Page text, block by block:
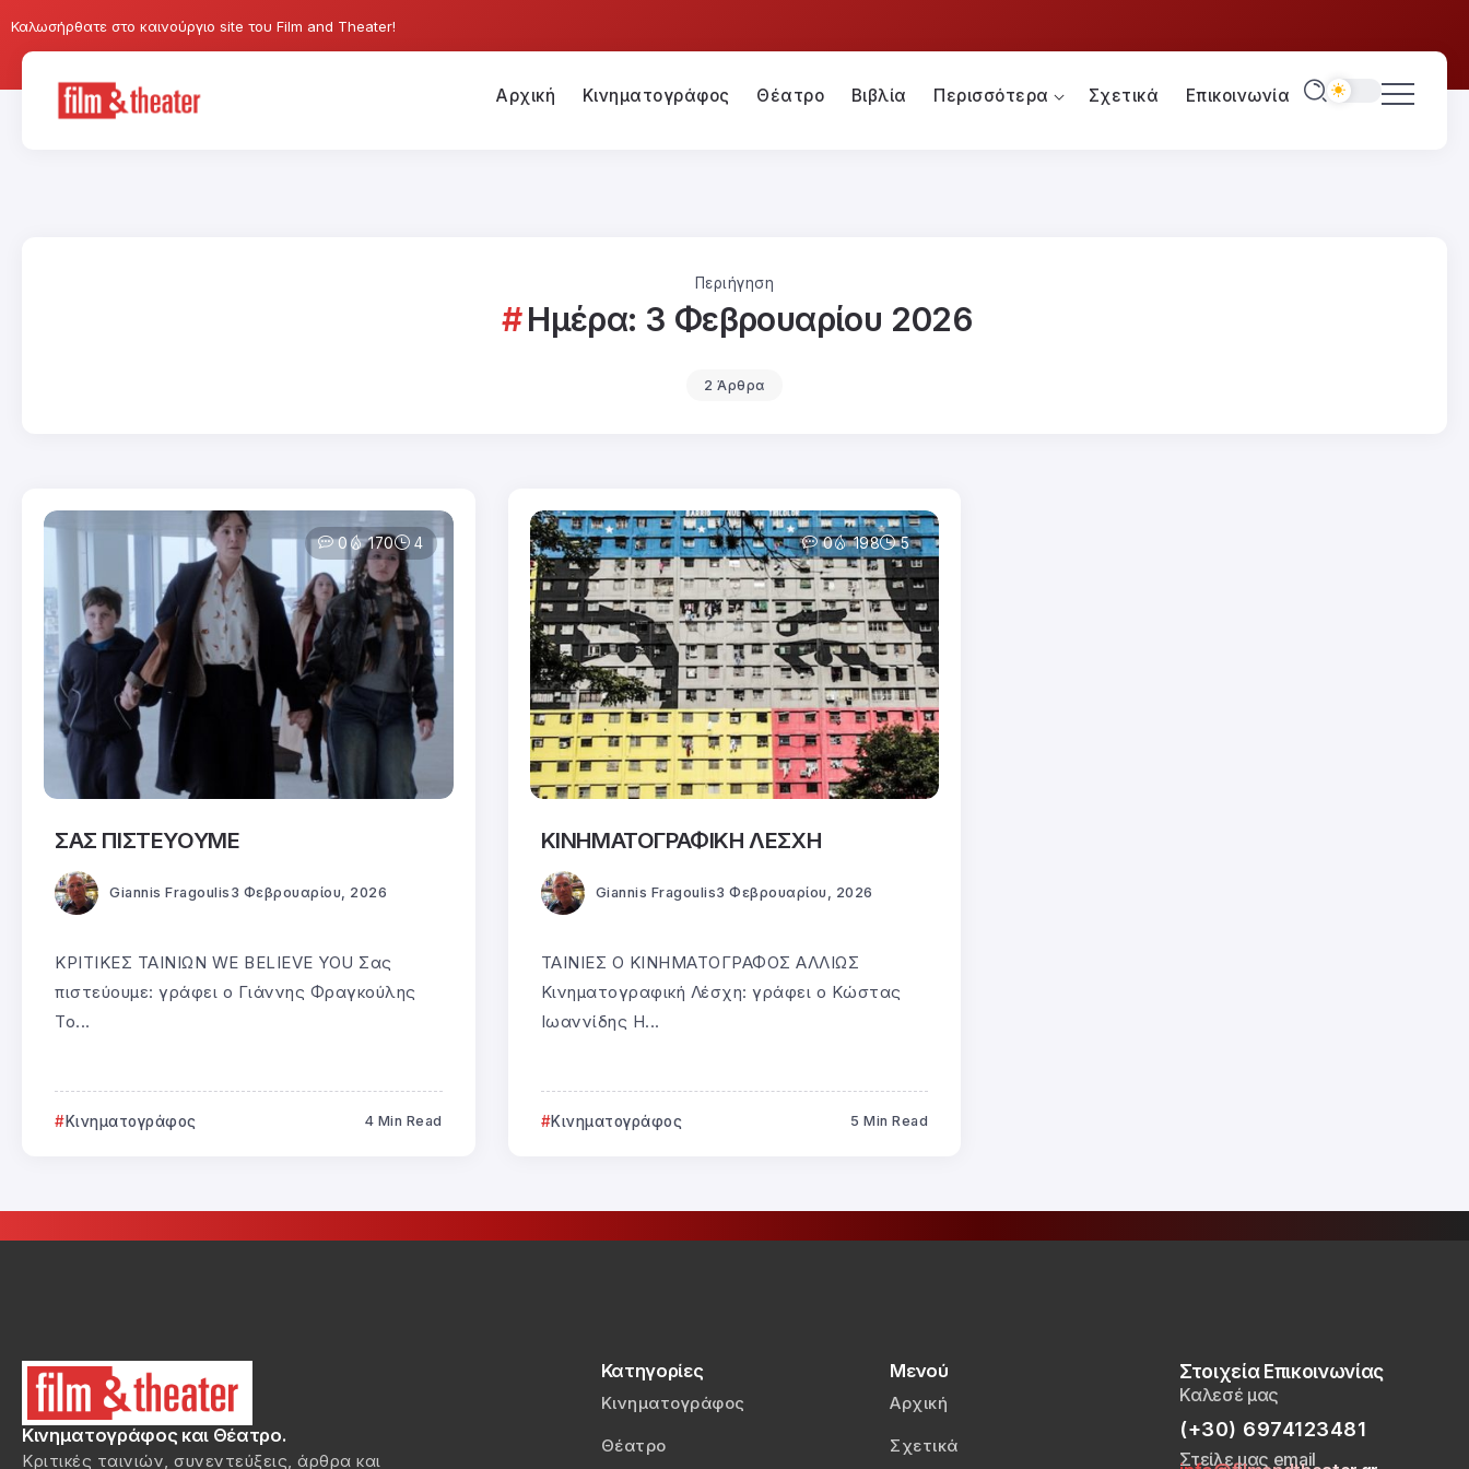
Καλωσήρθατε στο καινούργιο site του Film and Theater!
Αρχική Κινηματογράφος Θέατρο Βιβλία Περισσότερα Σχετικά Επικοινωνία
Περιήγηση
Ημέρα: 3 Φεβρουαρίου 2026
2 Άρθρα
0 170 4
ΣΑΣ ΠΙΣΤΕΥΟΥΜΕ
Giannis Fragoulis 3 Φεβρουαρίου, 2026
ΚΡΙΤΙΚΕΣ ΤΑΙΝΙΩΝ WE BELIEVE YOU Σας
πιστεύουμε: γράφει ο Γιάννης Φραγκούλης
Το...
Κινηματογράφος 4 Min Read
0 198 5
ΚΙΝΗΜΑΤΟΓΡΑΦΙΚΗ ΛΕΣΧΗ
Giannis Fragoulis3 Φεβρουαρίου, 2026
ΤΑΙΝΙΕΣ Ο ΚΙΝΗΜΑΤΟΓΡΑΦΟΣ ΑΛΛΙΩΣ
Κινηματογραφική Λέσχη: γράφει ο Κώστας
Ιωαννίδης Η...
Κινηματογράφος 5 Min Read
Κινηματογράφος και Θέατρο.
Κριτικές ταινιών, συνεντεύξεις, άρθρα και
Κατηγορίες
Κινηματογράφος
Θέατρο
Μενού
Αρχική
Σχετικά
Στοιχεία Επικοινωνίας
Καλεσέ μας
(+30) 6974123481
Στείλε μας email